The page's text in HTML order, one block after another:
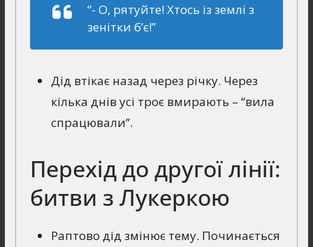
“- О, рятуйте! Хтось iз землi з
зенiтки б’є!”
Дід втікає назад через річку. Через
кілька днів усі троє вмирають – “вила
спрацювали”.
Перехід до другої лінії:
битви з Лукеркою
Раптово дід змінює тему. Починається